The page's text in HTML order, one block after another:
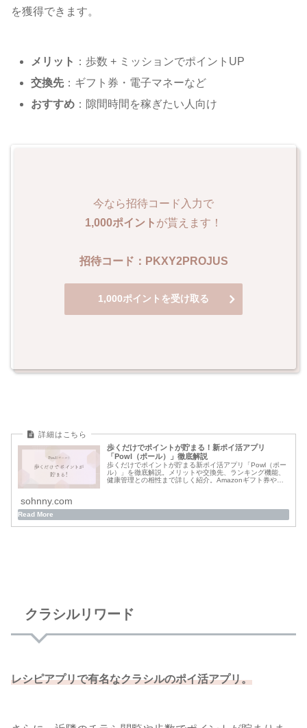
を獲得できます。
メリット ：歩数 + ミッションでポイントUP
交換先：ギフト券・電子マネーなど
おすすめ ：隙間時間を稼ぎたい人向け
今なら招待コード入力で
1,000ポイント が貰えます！
招待コード：PKXY2PROJUS
1,000ポイントを受け取る
歩くだけでポイントが貯まる！新ポイ活アプリ
「Powl（ポール）」徹底解説
歩くだけでポイントが貯まる新ポイ活アプリ「Powl（ポー
ル）」を徹底解説。メリットや交換先、ランキング機能、
健康管理との相性まで詳しく紹介。Amazonギフト券や
sohnny.com
クラシルリワード
レシピアプリで有名なクラシルのポイ活アプリ。